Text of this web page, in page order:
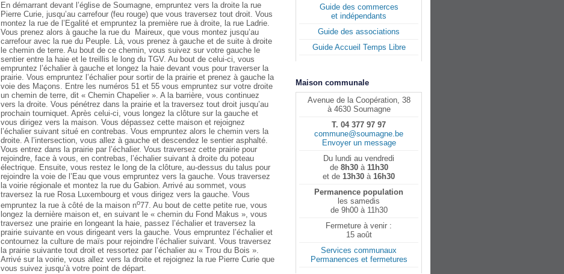
En démarrant devant l’église de Soumagne, empruntez vers la droite la rue
Pierre Curie, jusqu’au carrefour (feu rouge) que vous traversez tout droit. Vous
montez la rue de l’Egalité et empruntez la première rue à droite, la rue Ladrie.
Vous prenez alors à gauche la rue du Maireux, que vous montez jusqu’au
carrefour avec la rue du Peuple. Là, vous prenez à gauche et de suite à droite
le chemin de terre. Au bout de ce chemin, vous suivez sur votre gauche le
sentier entre la haie et le treillis le long du TGV. Au bout de celui-ci, vous
empruntez l’échalier à gauche et longez la haie devant vous pour traverser la
prairie. Vous empruntez l’échalier pour sortir de la prairie et prenez à gauche la
voie des Maçons. Entre les numéros 51 et 55 vous empruntez sur votre droite
un chemin de terre, dit « Chemin Chapelier ». A la barrière, vous continuez
vers la droite. Vous pénétrez dans la prairie et la traversez tout droit jusqu’au
prochain tourniquet. Après celui-ci, vous longez la clôture sur la gauche et
vous dirigez vers la maison. Vous dépassez cette maison et rejoignez
l’échalier suivant situé en contrebas. Vous empruntez alors le chemin vers la
droite. A l’intersection, vous allez à gauche et descendez le sentier asphalté.
Vous entrez dans la prairie par l’échalier. Vous traversez cette prairie pour
rejoindre, face à vous, en contrebas, l’échalier suivant à droite du poteau
électrique. Ensuite, vous restez le long de la clôture, au-dessus du talus pour
rejoindre la voie de l’Eau que vous empruntez vers la gauche. Vous traversez
la voirie régionale et montez la rue du Gabion. Arrivé au sommet, vous
traversez la rue Rosa Luxembourg et vous dirigez vers la gauche. Vous
empruntez la rue à côté de la maison no77. Au bout de cette petite rue, vous
longez la dernière maison et, en suivant le « chemin du Fond Makus », vous
traversez une prairie en longeant la haie, passez l’échalier et traversez la
prairie suivante en vous dirigeant vers la gauche. Vous empruntez l’échalier et
contournez la culture de maïs pour rejoindre l’échalier suivant. Vous traversez
la prairie suivante tout droit et ressortez par l’échalier au « Trou du Bois ».
Arrivé sur la voirie, vous allez vers la droite et rejoignez la rue Pierre Curie que
vous suivez jusqu’à votre point de départ.
Guide des commerces
et indépendants
Guide des associations
Guide Accueil Temps Libre
Maison communale
Avenue de la Coopération, 38
à 4630 Soumagne
T. 04 377 97 97
commune@soumagne.be
Envoyer un message
Du lundi au vendredi
de 8h30à 11h30
et de 13h30 à 16h30
Permanence population
les samedis
de 9h00 à 11h30
Fermeture à venir :
15 août
Services communaux
Permanences et fermetures